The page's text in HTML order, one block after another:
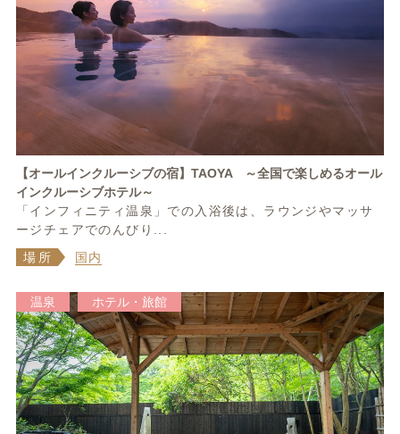
【オールインクルーシブの宿】TAOYA ～全国で楽しめるオール
インクルーシブホテル～
「インフィニティ温泉」での入浴後は、ラウンジやマッサ
ージチェアでのんびり...
場所
国内
温泉 ホテル・旅館